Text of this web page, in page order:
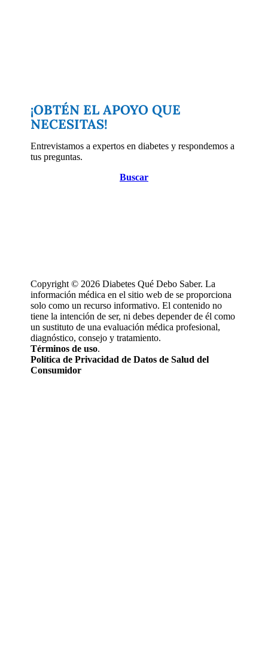
¡OBTÉN EL APOYO QUE
NECESITAS!
Entrevistamos a expertos en diabetes y respondemos a
tus preguntas.
Buscar
Copyright © 2026 Diabetes Qué Debo Saber. La
información médica en el sitio web de se proporciona
solo como un recurso informativo. El contenido no
tiene la intención de ser, ni debes depender de él como
un sustituto de una evaluación médica profesional,
diagnóstico, consejo y tratamiento.
Términos de uso.
Política de Privacidad de Datos de Salud del
Consumidor